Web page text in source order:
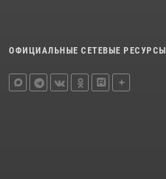
ОФИЦИАЛЬНЫЕ СЕТЕВЫЕ РЕСУРСЫ